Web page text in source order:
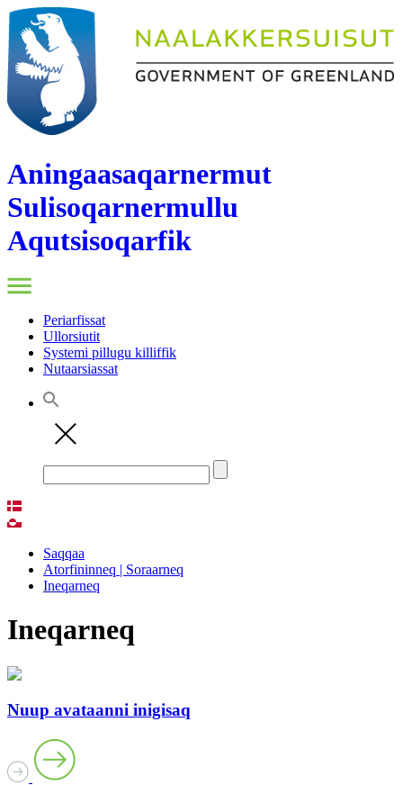
Aningaasaqarnermut
Sulisoqarnermullu
Aqutsisoqarfik
Periarfissat
Ullorsiutit
Systemi pillugu killiffik
Nutaarsiassat
Saqqaa
Atorfininneq | Soraarneq
Ineqarneq
Ineqarneq
Nuup avataanni inigisaq